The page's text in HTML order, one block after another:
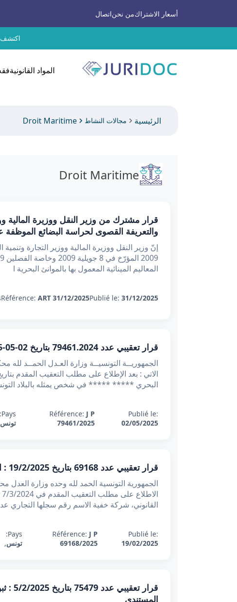
أسعار الاشتراكمن نحناتصال
اكتشف
المواد القانونية
الرئيسية مجالات النشاط Droit Maritime
Droit Maritime
والتعريفة القصوى لحراسة البضائع
المعاليم المينائية المعمول بها بالموانئ البحرية ا
Publié le: 31/12/2025
Référence: ART 31/12/2025
قرار تعقيبي عدد 79461.2024 بتاريخ 02-05-2025 : مخالفة مبدأ حياد القاضي عند القضاء بما لم يطلبه الخصوم
البحري ***** ***** في شخص يمثله بالبلاد
Publié le:
02/05/2025
Référence: J P
79461/2025
Pays:
تونس
قرار تعقيبي عدد 69168 بتاريخ 19/2/2025 : استبعاد انطباق معاهدة هامبورغ على أضرار الحاوية غير الراجعة للشاحن
القانوني، شركة خفية الاسم رقم سجلها التجاري عدد 1223919968 ب مقرها
Publié le:
19/02/2025
Référence: J P
69168/2025
Pays:
تونس,
المستندي